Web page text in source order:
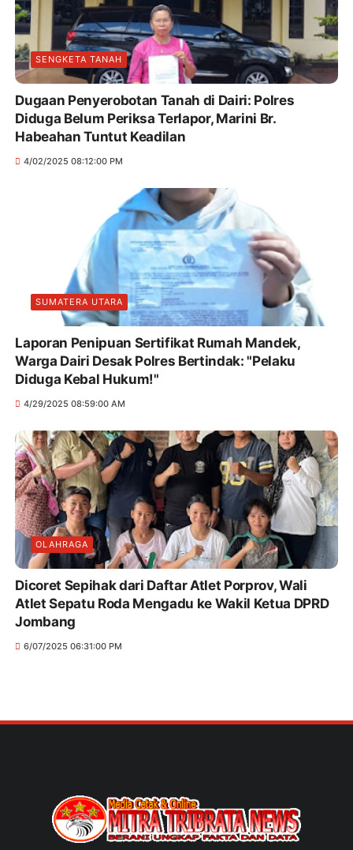
SENGKETA TANAH
Dugaan Penyerobotan Tanah di Dairi: Polres
Diduga Belum Periksa Terlapor, Marini Br.
Habeahan Tuntut Keadilan
4/02/2025 08:12:00 PM
SUMATERA UTARA
Laporan Penipuan Sertifikat Rumah Mandek,
Warga Dairi Desak Polres Bertindak: "Pelaku
Diduga Kebal Hukum!"
4/29/2025 08:59:00 AM
OLAHRAGA
Dicoret Sepihak dari Daftar Atlet Porprov, Wali
Atlet Sepatu Roda Mengadu ke Wakil Ketua DPRD
Jombang
6/07/2025 06:31:00 PM